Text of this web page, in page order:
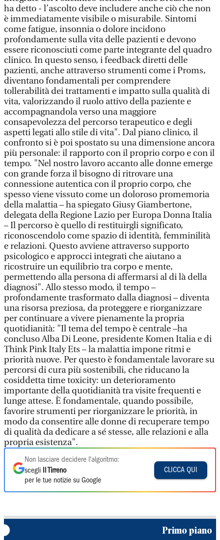
ha detto - l’ascolto deve includere anche ciò che non
è immediatamente visibile o misurabile. Sintomi
come fatigue, insonnia o dolore incidono
profondamente sulla vita delle pazienti e devono
essere riconosciuti come parte integrante del quadro
clinico. In questo senso, i feedback diretti delle
pazienti, anche attraverso strumenti come i Proms,
diventano fondamentali per comprendere
tollerabilità dei trattamenti e impatto sulla qualità di
vita, valorizzando il ruolo attivo della paziente e
accompagnandola verso una maggiore
consapevolezza del percorso terapeutico e degli
aspetti legati allo stile di vita". Dal piano clinico, il
confronto si è poi spostato su una dimensione ancora
più personale: il rapporto con il proprio corpo e con il
tempo. "Nel nostro lavoro accanto alle donne emerge
con grande forza il bisogno di ritrovare una
connessione autentica con il proprio corpo, che
spesso viene vissuto come un doloroso promemoria
della malattia – ha spiegato Giusy Giambertone,
delegata della Regione Lazio per Europa Donna Italia
– Il percorso è quello di restituirgli significato,
riconoscendolo come spazio di identità, femminilità
e relazioni. Questo avviene attraverso supporto
psicologico e approcci integrati che aiutano a
ricostruire un equilibrio tra corpo e mente,
permettendo alla persona di affermarsi al di là della
diagnosi". Allo stesso modo, il tempo –
profondamente trasformato dalla diagnosi – diventa
una risorsa preziosa, da proteggere e riorganizzare
per continuare a vivere pienamente la propria
quotidianità: "Il tema del tempo è centrale –ha
concluso Alba Di Leone, presidente Komen Italia e di
Think Pink Italy Ets – la malattia impone ritmi e
priorità nuove. Per questo è fondamentale lavorare su
percorsi di cura più sostenibili, che riducano la
cosiddetta time toxicity: un deterioramento
importante della quotidianità tra visite frequenti e
lunge attese. È fondamentale, quando possibile,
favorire strumenti per riorganizzare le priorità, in
modo da consentire alle donne di recuperare tempo
di qualità da dedicare a sé stesse, alle relazioni e alla
propria esistenza".
Non lasciare decidere l'algoritmo:
scegli
Il Tirreno
per le tue notizie su Google
CLICCA QUI
Primo piano